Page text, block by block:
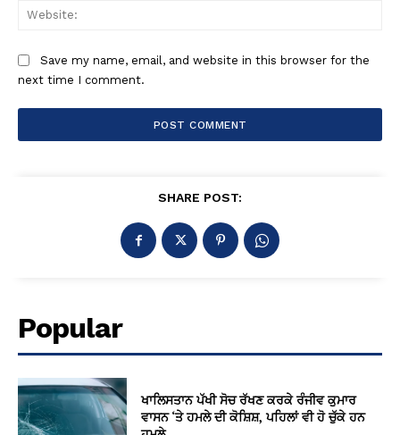
Save my name, email, and website in this browser for the
next time I comment.
SHARE POST:
Popular
ਖਾਲਿਸਤਾਨ ਪੱਖੀ ਸੋਚ ਰੱਖਣ ਕਰਕੇ ਰੰਜੀਵ ਕੁਮਾਰ
ਵਾਸਨ ‘ਤੇ ਹਮਲੇ ਦੀ ਕੋਸ਼ਿਸ਼, ਪਹਿਲਾਂ ਵੀ ਹੋ ਚੁੱਕੇ ਹਨ